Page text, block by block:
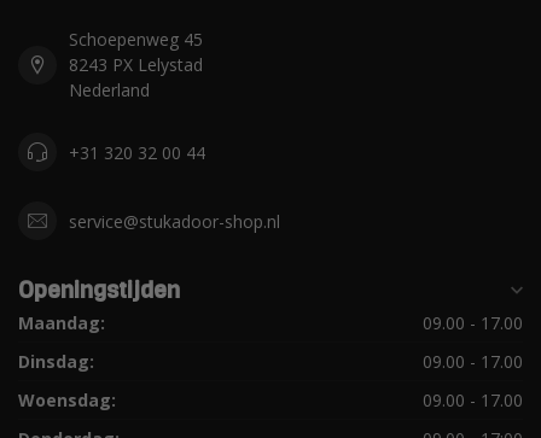
Schoepenweg 45
8243 PX Lelystad
Nederland
+31 320 32 00 44
service@stukadoor-shop.nl
Openingstijden
Maandag:
09.00 - 17.00
Dinsdag:
09.00 - 17.00
Woensdag:
09.00 - 17.00